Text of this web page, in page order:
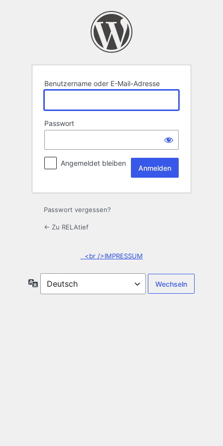
Benutzername oder E-Mail-Adresse
Passwort
Angemeldet bleiben
Passwort vergessen?
← Zu RELAtief
<br />IMPRESSUM
Sprache